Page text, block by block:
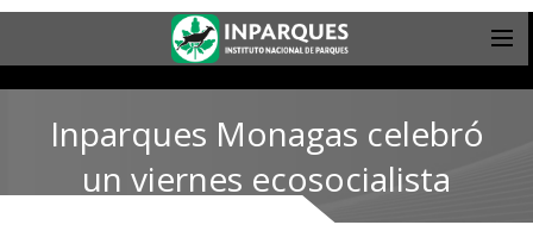
Inparques Monagas celebró
un viernes ecosocialista